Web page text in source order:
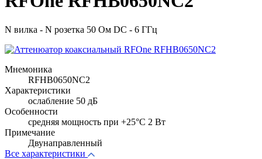
N вилка - N розетка 50 Ом DC - 6 ГГц
Мнемоника
RFHB0650NC2
Характеристики
ослабление 50 дБ
Особенности
cредняя мощность при +25°C 2 Вт
Примечание
Двунаправленный
Все характеристики